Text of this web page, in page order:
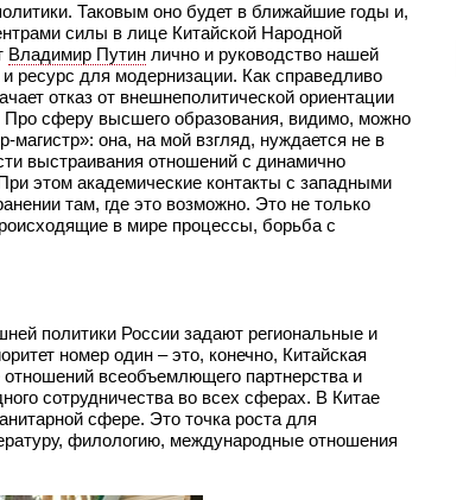
Таковым оно будет в ближайшие годы и,
силы в лице Китайской Народной
Владимир Путин лично и руководство нашей
ресурс для модернизации. Как справедливо
отказ от внешнеполитической ориентации
Про сферу высшего образования, видимо, можно
она, на мой взгляд, нуждается не в
выстраивания отношений с динамично
этом академические контакты с западными
там, где это возможно. Это не только
в мире процессы, борьба с
политики России задают региональные и
номер один – это, конечно, Китайская
всеобъемлющего партнерства и
сотрудничества во всех сферах. В Китае
сфере. Это точка роста для
филологию, международные отношения